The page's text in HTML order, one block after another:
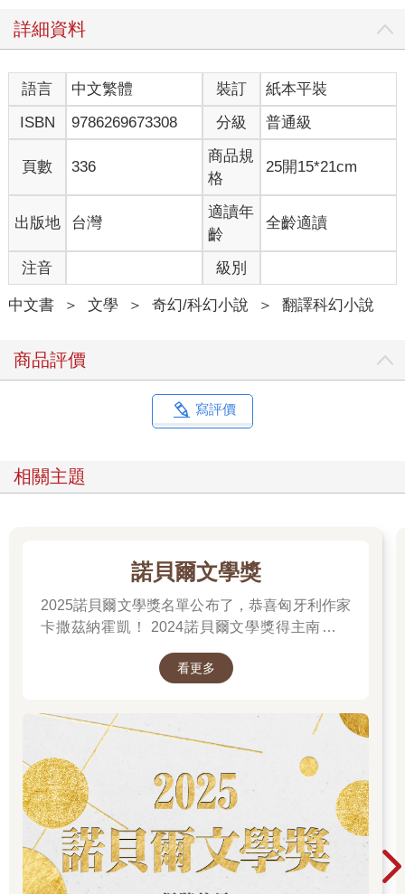
扭傷了嗎？肯定有。
痛就代表我還活著，對吧？
我慢慢坐起，甩甩頭，努力清醒過來，並眨眼看向通訊視窗。我
距離太遠，接收不到殖民星中繼站的訊號，但從那一丁點訊號看
來，貝托一定還在附近。訊號十分微弱，不能用語音或影像，但
我大概可以傳訊吧。我眼睛朝鍵盤的圖案望一眼，鍵盤擴大，占
米奇7號>>暫時還活著，但我動不了。
紅鷹>>超慘。我看到剛剛發生什麼事了。你居然直接摔到洞裡。
米奇7號>>對啊，我也發現了。
紅鷹>>那洞不小欸，米奇。超大的。搞屁啊，老弟？
米奇7號>>我在看一塊石頭。
米奇7號>>形狀看起來像猴子。
紅鷹>>史上最蠢的死法。
紅鷹>>是真的。
米奇7號>>……
話，不但麻煩得要死，又要冒個人生命危險。為一個消耗工冒這
麼大的險，這可沒道理吧？
米奇7號>>喔，好吧。
米奇7號>>就算是為了朋友也不行嗎，嗯？
回去圓頂基地會回報說你掛了。這是執勤中的意外，馬歇爾沒道
理不批准你重生。你會從培養槽出來，明天就躺在床上了。
便。但現在要死在洞裡的是我。
紅鷹>>是啊，爛爆了。
米奇7號>>爛爆？真假？就這樣？
紅鷹>>抱歉，米奇，不然你要怎樣？你死在底下，我覺得很難
過，但說真的，這就是你的工作，不是嗎？
米奇7號>>我甚至還沒把資料同步上去。我已經一個月沒上傳
了。
紅鷹>>那……又不是我的錯。但別擔心，我會跟你說你的近況。
上次上傳到現在，你有什麼私事要我轉達嗎？
詳細資料
語言 中文繁體 裝訂
紙本平裝
ISBN
9786269673308 分級 普通級
頁數 336
商品規
格
25開15*21cm
出版地 台灣
適讀年
齡
全齡適讀
注音 級別
中文書 ＞ 文學 ＞ 奇幻/科幻小說 ＞ 翻譯科幻小說
商品評價
寫評價
相關主題
諾貝爾文學獎
2025諾貝爾文學獎名單公布了，恭喜匈牙利作家
卡撒茲納霍凱！ 2024諾貝爾文學獎得主南韓女
看更多